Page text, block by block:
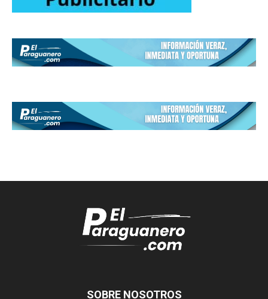
SOBRE NOSOTROS